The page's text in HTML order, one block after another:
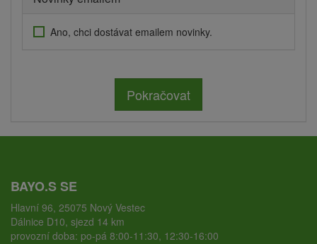
Ano, chci dostávat emailem novinky.
Pokračovat
BAYO.S SE
Hlavní 96, 25075 Nový Vestec
Dálnice D10, sjezd 14 km
provozní doba: po-pá 8:00-11:30, 12:30-16:00